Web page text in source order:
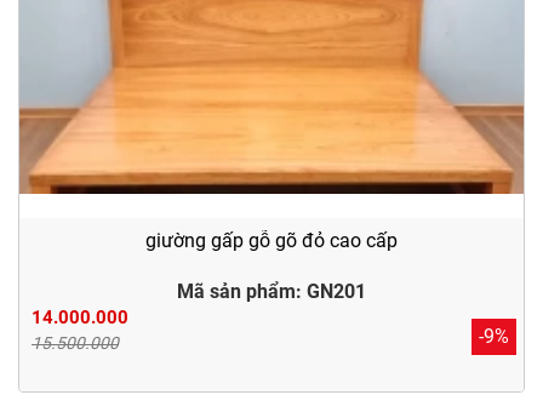
giường gấp gỗ gõ đỏ cao cấp
Mã sản phẩm: GN201
14.000.000
15.500.000 -9%